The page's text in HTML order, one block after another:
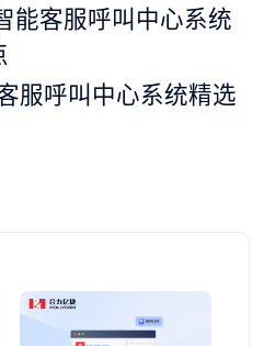
能客服呼叫中心系统
服呼叫中心系统精选